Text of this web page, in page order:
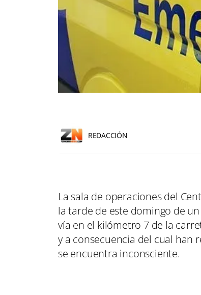
REDACCIÓN
La sala de operaciones del
la tarde de este domingo de
vía en el kilómetro 7 de la
y a consecuencia del cual han
se encuentra inconsciente.